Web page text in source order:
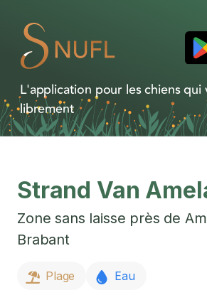
L'application pour les chiens
librement
Strand Van
Zone sans laisse près de
Brabant
Plage Eau